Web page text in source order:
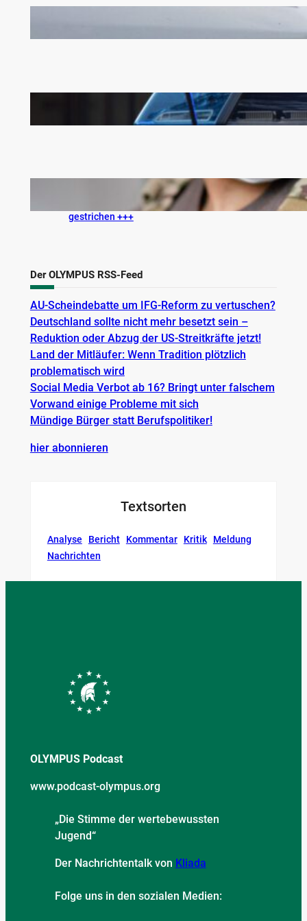
+++ Personalmangel bei der Polizei: Laut
Wendt fehlen 50.000 Einsatzkräfte +++
+++ Covid-Pflichtimpfung wird aus dem
Duldungspflicht-Impfschema der Bundeswehr
gestrichen +++
Der OLYMPUS RSS-Feed
AU-Scheindebatte um IFG-Reform zu vertuschen?
Deutschland sollte nicht mehr besetzt sein –
Reduktion oder Abzug der US-Streitkräfte jetzt!
Land der Mitläufer: Wenn Tradition plötzlich
problematisch wird
Social Media Verbot ab 16? Bringt unter falschem
Vorwand einige Probleme mit sich
Mündige Bürger statt Berufspolitiker!
hier abonnieren
Textsorten
Analyse Bericht Kommentar Kritik
Meldung
Nachrichten
OLYMPUS Podcast
www.podcast-olympus.org
„Die Stimme der wertebewussten
Jugend“
Der Nachrichtentalk von Kliada
Folge uns in den sozialen Medien: